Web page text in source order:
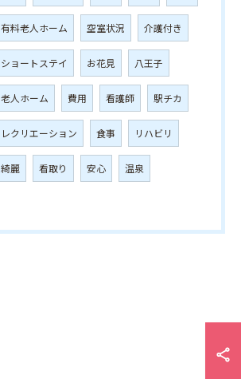
有料老人ホーム 空室状況 介護付き
ショートステイ お花見 八王子
老人ホーム 費用 看護師 駅チカ
レクリエーション 食事 リハビリ
綺麗 看取り 安心 温泉